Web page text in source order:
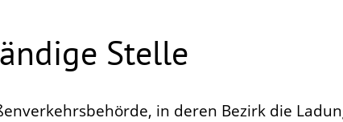
Stelle
in deren Bezirk die